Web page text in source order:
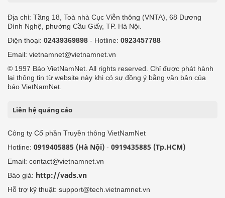
Địa chỉ: Tầng 18, Toà nhà Cục Viễn thông (VNTA), 68 Dương
Đình Nghệ, phường Cầu Giấy, TP. Hà Nội.
Điện thoại: 02439369898 - Hotline: 0923457788
Email: vietnamnet@vietnamnet.vn
© 1997 Báo VietNamNet. All rights reserved. Chỉ được phát hành
lại thông tin từ website này khi có sự đồng ý bằng văn bản của
báo VietNamNet.
Liên hệ quảng cáo
Công ty Cổ phần Truyền thông VietNamNet
Hotline: 0919405885 (Hà Nội) - 0919435885 (Tp.HCM)
Email: contact@vietnamnet.vn
Báo giá: http://vads.vn
Hỗ trợ kỹ thuật: support@tech.vietnamnet.vn